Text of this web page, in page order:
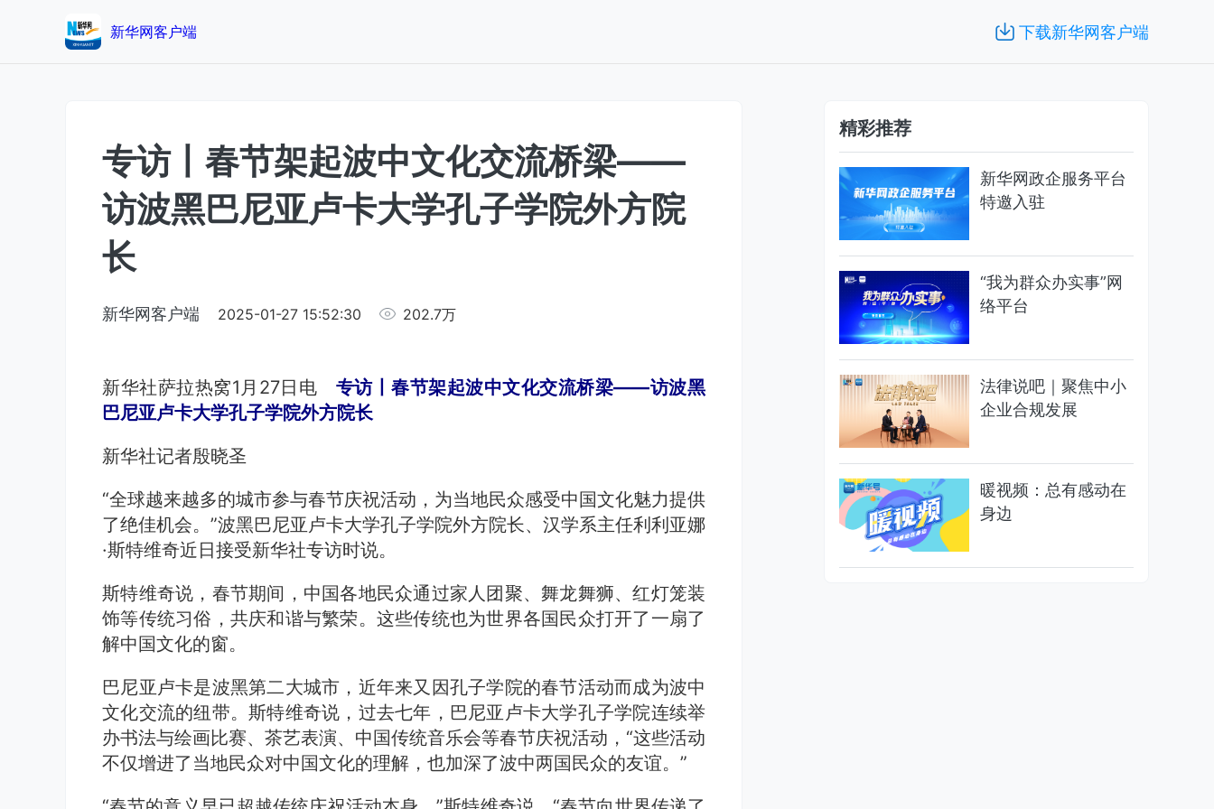
新华网客户端 下载新华网客户端
专访丨春节架起波中文化交流桥梁——
访波黑巴尼亚卢卡大学孔子学院外方院
长
新华网客户端 2025-01-27 15:52:30 202.7万
新华社萨拉热窝1月27日电 专访丨春节架起波中文化交流桥梁——访波黑
巴尼亚卢卡大学孔子学院外方院长
新华社记者殷晓圣
“全球越来越多的城市参与春节庆祝活动，为当地民众感受中国文化魅力提供
了绝佳机会。”波黑巴尼亚卢卡大学孔子学院外方院长、汉学系主任利利亚娜
·斯特维奇近日接受新华社专访时说。
斯特维奇说，春节期间，中国各地民众通过家人团聚、舞龙舞狮、红灯笼装
饰等传统习俗，共庆和谐与繁荣。这些传统也为世界各国民众打开了一扇了
解中国文化的窗。
巴尼亚卢卡是波黑第二大城市，近年来又因孔子学院的春节活动而成为波中
文化交流的纽带。斯特维奇说，过去七年，巴尼亚卢卡大学孔子学院连续举
办书法与绘画比赛、茶艺表演、中国传统音乐会等春节庆祝活动，“这些活动
不仅增进了当地民众对中国文化的理解，也加深了波中两国民众的友谊。”
精彩推荐
新华网政企服务平台
特邀入驻
“我为群众办实事”网
络平台
法律说吧｜聚焦中小
企业合规发展
暖视频：总有感动在
身边